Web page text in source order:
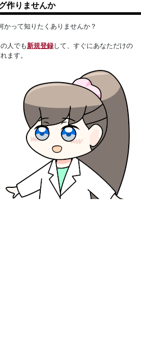
作りませんか
かって知りたくありませんか？
人でも新規登録して、すぐにあなただけの
ます。